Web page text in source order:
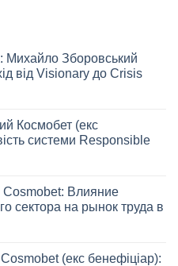
Михайло Зборовський
від Visionary до Crisis
Космобет (екс
системи Responsible
Влияние
сектора на рынок труда в
(екс бенефіціар):